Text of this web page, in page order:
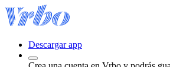
Descargar app